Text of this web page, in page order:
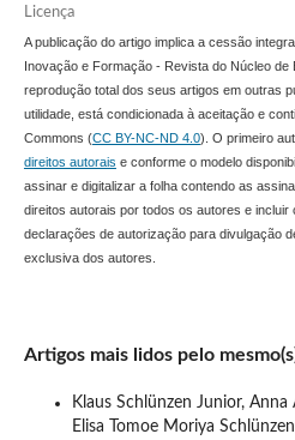
Licença
A publicação do artigo implica a cessão
Inovação e Formação - Revista do Núcleo de
reprodução total dos seus artigos em outras
utilidade, está condicionada à aceitação e
Commons (CC BY-NC-ND 4.0). O primeiro
direitos autorais e conforme o modelo
assinar e digitalizar a folha contendo as
direitos autorais por todos os autores e incluir
declarações de autorização para divulgação
exclusiva dos autores.
Artigos mais lidos pelo
Klaus Schlünzen Junior,
Elisa Tomoe Moriya